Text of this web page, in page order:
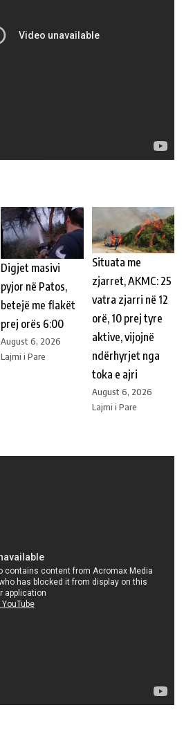
Digjet masivi
pyjor në Patos,
betejë me flakët
prej orës 6:00
August 6, 2026
Lajmi i Pare
Situata me
zjarret, AKMC: 25
vatra zjarri në 12
orë, 10 prej tyre
aktive, vijojnë
ndërhyrjet nga
toka e ajri
August 6, 2026
Lajmi i Pare